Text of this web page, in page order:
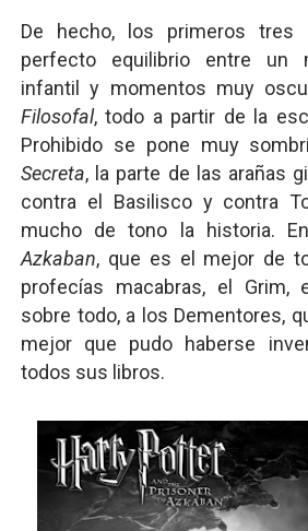
De hecho, los primeros tres
perfecto equilibrio entre un
infantil y momentos muy
Filosofal, todo a partir de la
Prohibido se pone muy
Secreta, la parte de las arañas
contra el Basilisco y contra
mucho de tono la historia.
Azkaban, que es el mejor de
profecías macabras, el Grim,
sobre todo, a los Dementores,
mejor que pudo haberse
todos sus libros.